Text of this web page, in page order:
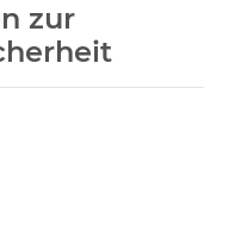
zur